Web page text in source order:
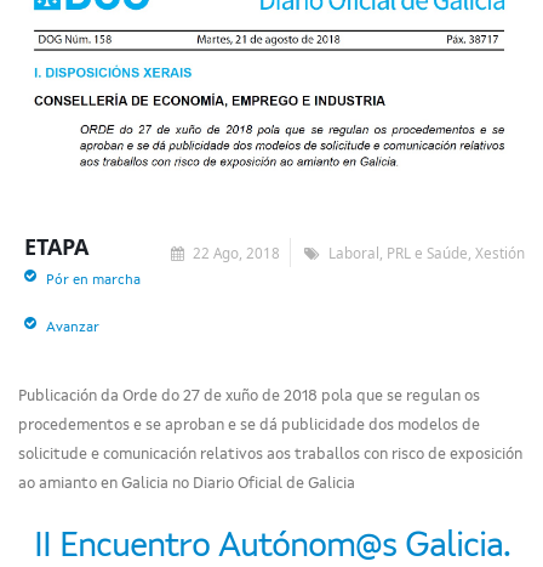
22 Ago, 2018 Laboral, PRL e Saúde, Xestión
ETAPA
Pór en marcha
Avanzar
Publicación da Orde do 27 de xuño de 2018 pola que se regulan os
procedementos e se aproban e se dá publicidade dos modelos de
solicitude e comunicación relativos aos traballos con risco de exposición
ao amianto en Galicia no Diario Oficial de Galicia
II Encuentro Autónom@s Galicia.